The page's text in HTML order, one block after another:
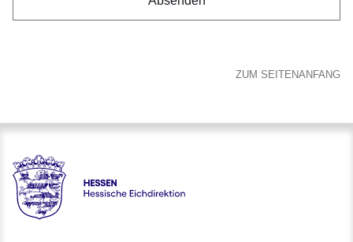
ZUM SEITENANFANG
Hessen - Hessische Eichdirektion